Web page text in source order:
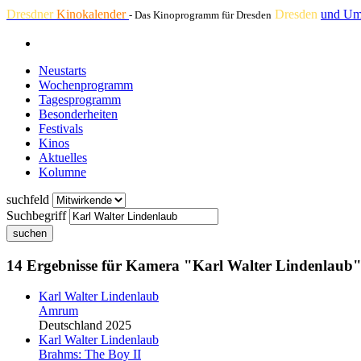
DresdnerKinokalender - Das Kinoprogramm für Dresden Dresden und
Neustarts
Wochenprogramm
Tagesprogramm
Besonderheiten
Festivals
Kinos
Aktuelles
Kolumne
suchfeld
Suchbegriff
suchen
14 Ergebnisse für Kamera "Karl Walter Lindenlaub"
Karl Walter Lindenlaub
Amrum
Deutschland 2025
Karl Walter Lindenlaub
Brahms: The Boy II